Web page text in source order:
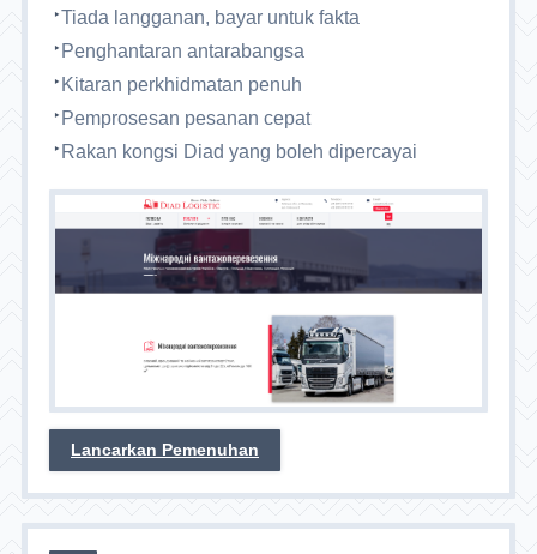
Tiada langganan, bayar untuk fakta
Penghantaran antarabangsa
Kitaran perkhidmatan penuh
Pemprosesan pesanan cepat
Rakan kongsi Diad yang boleh dipercayai
Lancarkan Pemenuhan